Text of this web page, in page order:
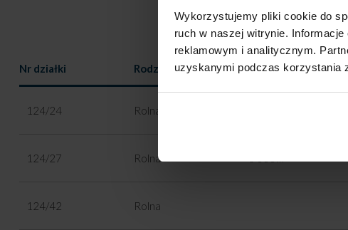
Wykorzystujemy pliki cookie do
ruch w naszej witrynie.
reklamowym i analitycznym.
uzyskanymi podczas korzystania
Nr działki Rodzaj Powierzchnia
124/24 Rolna
124/27 Rolna 3 000m
124/42 Rolna